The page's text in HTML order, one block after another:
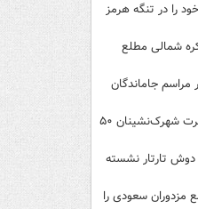
را در تنگه هرمز
شمالی مطلع
جاماندگان
اعتراف رسانه عبری: مهاجرت شهرک‌نشینان ۵۰
تارتار نشسته
سعودی را